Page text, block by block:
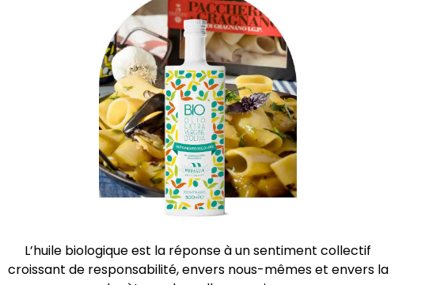
L’huile biologique est la réponse à un sentiment collectif
croissant de responsabilité, envers nous-mêmes et envers la